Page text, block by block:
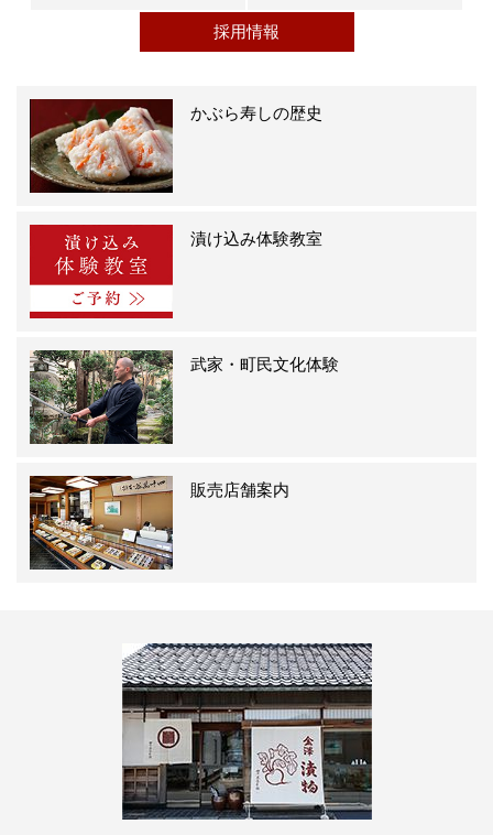
採用情報
かぶら寿しの歴史
漬け込み体験教室
武家・町民文化体験
販売店舗案内